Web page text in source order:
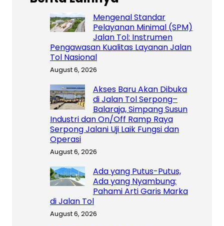
Mengenal Standar
Pelayanan Minimal (SPM)
Jalan Tol: Instrumen
Pengawasan Kualitas Layanan Jalan
Tol Nasional
August 6, 2026
Akses Baru Akan Dibuka
di Jalan Tol Serpong–
Balaraja, Simpang Susun
Industri dan On/Off Ramp Raya
Serpong Jalani Uji Laik Fungsi dan
Operasi
August 6, 2026
Ada yang Putus-Putus,
Ada yang Nyambung:
Pahami Arti Garis Marka
di Jalan Tol
August 6, 2026